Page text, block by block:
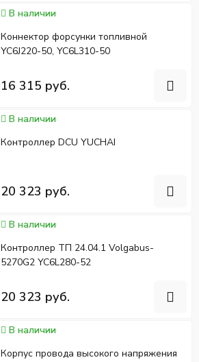
В наличии
Коннектор форсунки топливной
YC6J220-50, YC6L310-50
16 315 руб.
В наличии
Контроллер DCU YUCHAI
20 323 руб.
В наличии
Контроллер ТП 24.04.1 Volgabus-
5270G2 YC6L280-52
20 323 руб.
В наличии
Корпус провода высокого напряжения